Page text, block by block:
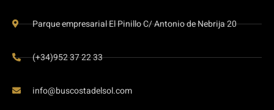
Parque empresarial El Pinillo C/ Antonio de Nebrija 20
(+34)952 37 22 33
info@buscostadelsol.com